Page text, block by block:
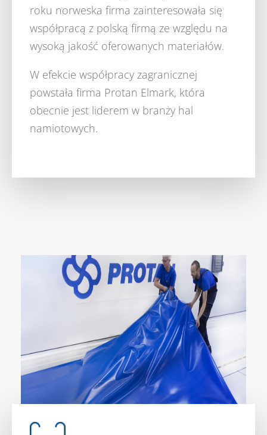
roku norweska firma zainteresowała się
współpracą z polską firmą ze względu na
wysoką jakość oferowanych materiałów.
W efekcie współpracy zagranicznej
powstała firma Protan Elmark, która
obecnie jest liderem w branży hal
namiotowych.